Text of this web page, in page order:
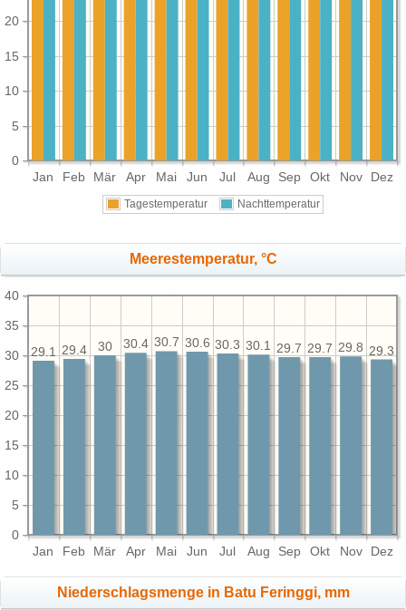
Jan Feb Mär Apr Mai Jun Jul Aug Sep Okt Nov Dez
0
5
10
15
20
Tagestemperatur Nachttemperatur
Meerestemperatur, °C
Jan Feb Mär Apr Mai Jun Jul Aug Sep Okt Nov Dez
0
5
10
15
20
25
30
35
40
29.3
29.8
29.7
29.7
30.1
30.3
30.6
30.7
30.4
30
29.4
29.1
Niederschlagsmenge in Batu Feringgi, mm